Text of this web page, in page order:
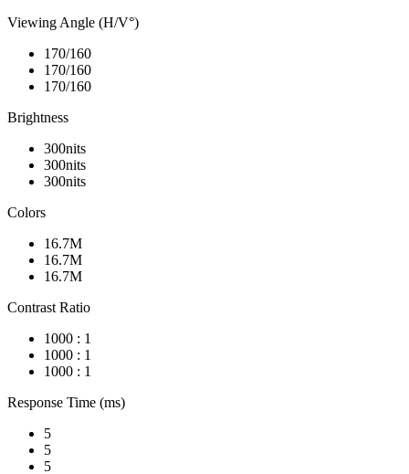
Viewing Angle (H/V°)
170/160
170/160
170/160
Brightness
300nits
300nits
300nits
Colors
16.7M
16.7M
16.7M
Contrast Ratio
1000 : 1
1000 : 1
1000 : 1
Response Time (ms)
5
5
5